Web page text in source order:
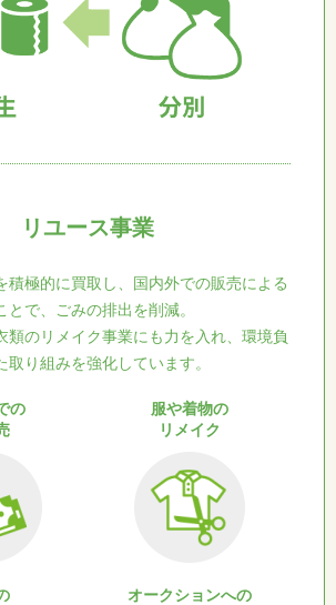
リユース事業
積極的に買取し、国内外での販売による
で、ごみの排出を削減。
類のリメイク事業にも力を入れ、環境負
取り組みを強化しています。
の
服や着物の
リメイク
オークションへの